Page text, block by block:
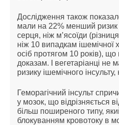
Дослідження також
мали на 22% менший ризик
серця, ніж м’ясоїди
ніж 10 випадкам
осіб протягом 10 років),
доказам. І вегетаріанці не
ризику ішемічного інсульту,
Геморагічний інсульт
у мозок, що відрізняється
більш поширеного типу,
блокуванням кровотоку в